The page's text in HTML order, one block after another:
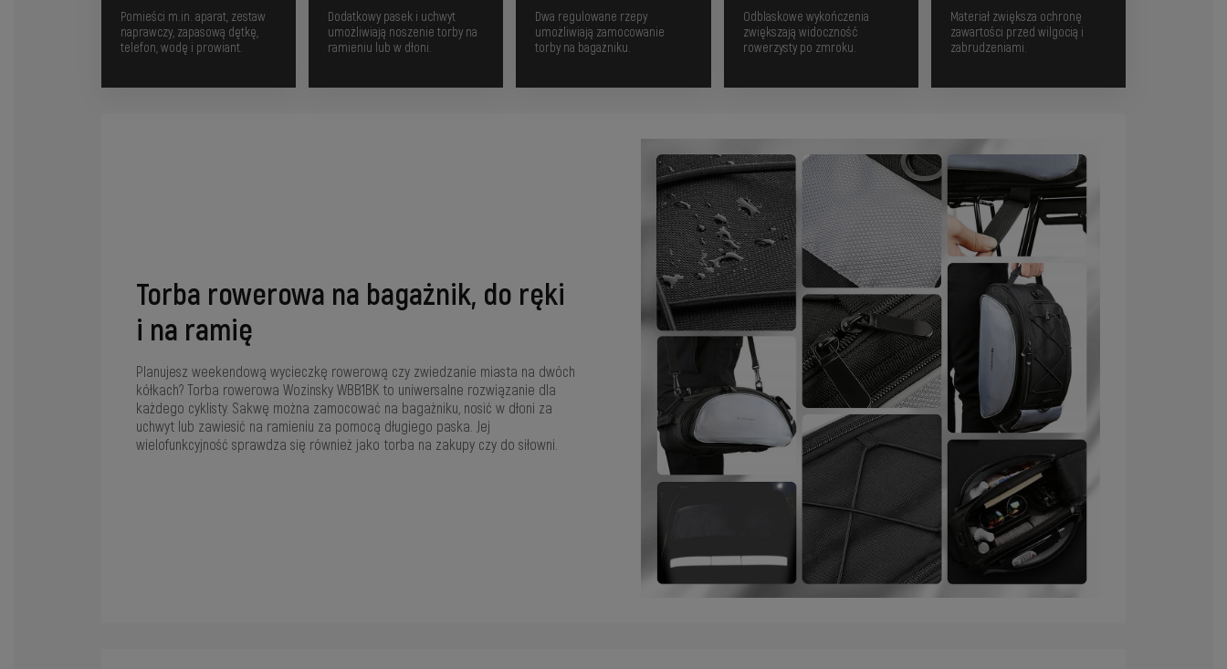
Pomieści m.in. aparat, zestaw
naprawczy, zapasową dętkę,
telefon, wodę i prowiant.
Dodatkowy pasek i uchwyt
umożliwiają noszenie torby na
ramieniu lub w dłoni.
Dwa regulowane rzepy
umożliwiają zamocowanie
torby na bagażniku.
Odblaskowe wykończenia
zwiększają widoczność
rowerzysty po zmroku.
Materiał zwiększa ochronę
zawartości przed wilgocią i
zabrudzeniami.
Torba rowerowa na bagażnik, do ręki
i na ramię
Planujesz weekendową wycieczkę rowerową czy zwiedzanie miasta na dwóch
kółkach? Torba rowerowa Wozinsky WBB1BK to uniwersalne rozwiązanie dla
każdego cyklisty. Sakwę można zamocować na bagażniku, nosić w dłoni za
uchwyt lub zawiesić na ramieniu za pomocą długiego paska. Jej
wielofunkcyjność sprawdza się również jako torba na zakupy czy do siłowni.